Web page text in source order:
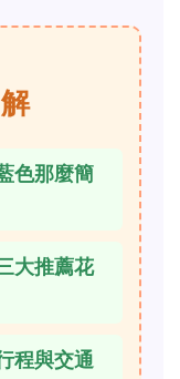
色那麼簡
大推薦花
程與交通